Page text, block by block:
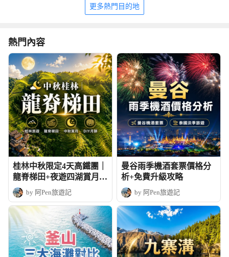
更多熱門目的地
熱門內容
桂林中秋限定4天高鐵團｜
龍脊梯田+夜遊四湖賞月+
DIY月餅
by 阿Pen旅遊記
曼谷雨季機酒套票價格分
析+免費升級攻略
by 阿Pen旅遊記